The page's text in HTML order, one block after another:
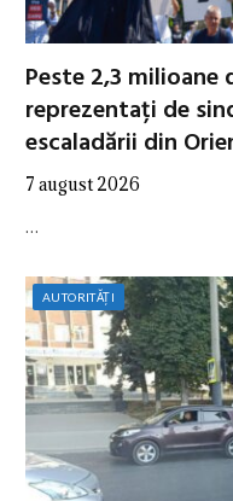
Peste 2,3
reprezentați de
escaladării din
7 august 2026
…
AUTORITĂȚI